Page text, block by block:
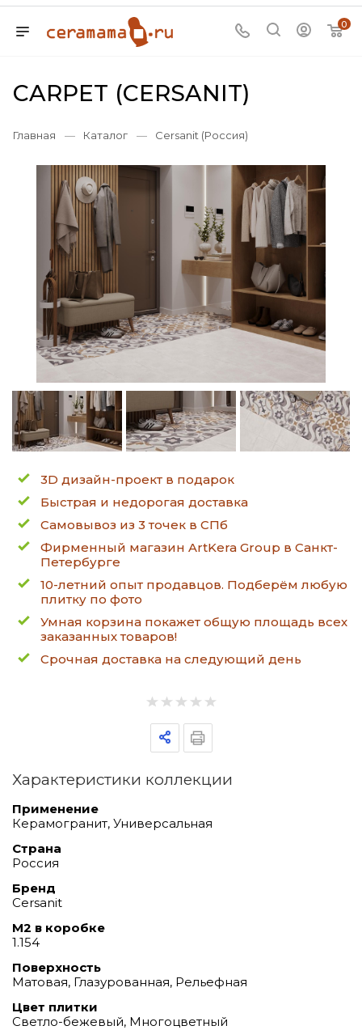
0
CARPET (CERSANIT)
Главная — Каталог — Cersanit (Россия)
3D дизайн-проект в подарок
Быстрая и недорогая доставка
Самовывоз из 3 точек в СПб
Фирменный магазин ArtKera Group в Санкт-
Петербурге
10-летний опыт продавцов. Подберём любую
плитку по фото
Умная корзина покажет общую площадь всех
заказанных товаров!
Срочная доставка на следующий день
Характеристики коллекции
Применение
Керамогранит, Универсальная
Страна
Россия
Бренд
Cersanit
М2 в коробке
1.154
Поверхность
Матовая, Глазурованная, Рельефная
Цвет плитки
Светло-бежевый, Многоцветный